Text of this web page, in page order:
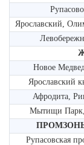
Рупасово
Ярославский,
Новое
Ярославский
Афродита,
Мытищи
Рупасовская